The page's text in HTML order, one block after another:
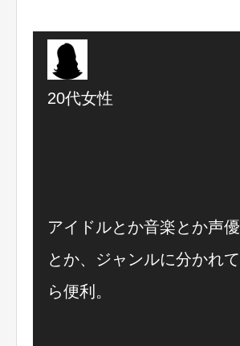
20代女性
アイドルとか音楽とか声
とか、ジャンルに分かれ
ら便利。